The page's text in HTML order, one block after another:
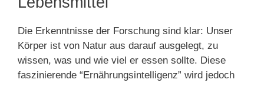
Die Erkenntnisse der Forschung sind klar: Unser
Körper ist von Natur aus darauf ausgelegt, zu
wissen, was und wie viel er essen sollte. Diese
faszinierende “Ernährungsintelligenz” wird jedoch